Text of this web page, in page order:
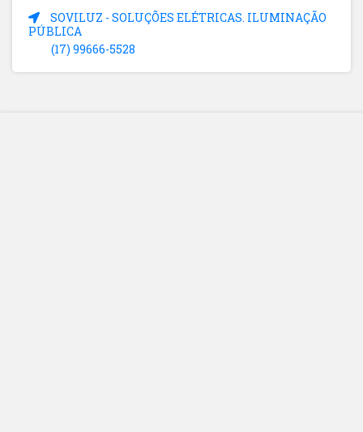
SOVILUZ - SOLUÇÕES ELÉTRICAS. ILUMINAÇÃO
PÚBLICA
(17) 99666-5528